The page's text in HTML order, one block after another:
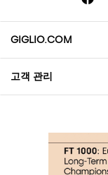
GIGLIO.COM
소개
고객 관리